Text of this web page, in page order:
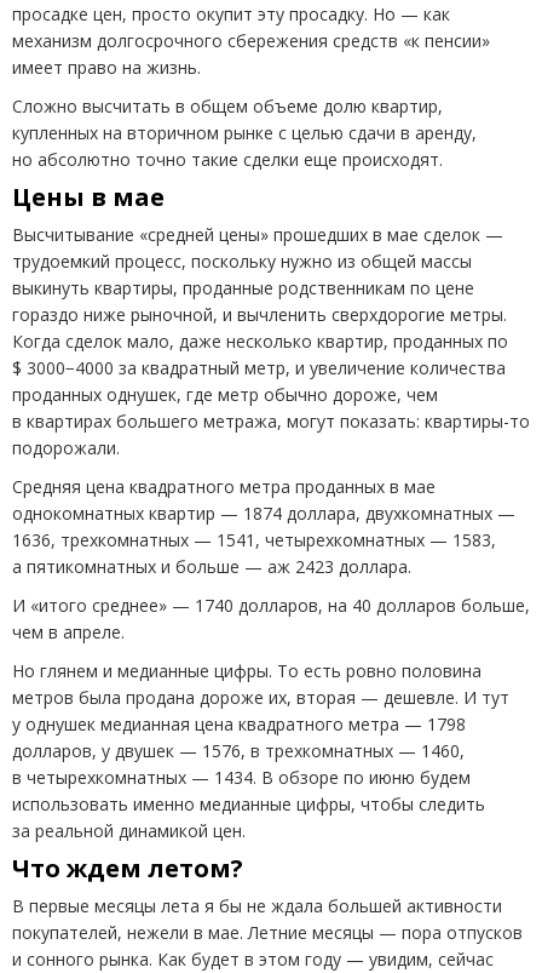
просадке цен, просто окупит эту просадку. Но — как
механизм долгосрочного сбережения средств «к пенсии»
имеет право на жизнь.
Сложно высчитать в общем объеме долю квартир,
купленных на вторичном рынке с целью сдачи в аренду,
но абсолютно точно такие сделки еще происходят.
Цены в мае
Высчитывание «средней цены» прошедших в мае сделок —
трудоемкий процесс, поскольку нужно из общей массы
выкинуть квартиры, проданные родственникам по цене
гораздо ниже рыночной, и вычленить сверхдорогие метры.
Когда сделок мало, даже несколько квартир, проданных по
$ 3000−4000 за квадратный метр, и увеличение количества
проданных однушек, где метр обычно дороже, чем
в квартирах большего метража, могут показать: квартиры-то
подорожали.
Средняя цена квадратного метра проданных в мае
однокомнатных квартир — 1874 доллара, двухкомнатных —
1636, трехкомнатных — 1541, четырехкомнатных — 1583,
а пятикомнатных и больше — аж 2423 доллара.
И «итого среднее» — 1740 долларов, на 40 долларов больше,
чем в апреле.
Но глянем и медианные цифры. То есть ровно половина
метров была продана дороже их, вторая — дешевле. И тут
у однушек медианная цена квадратного метра — 1798
долларов, у двушек — 1576, в трехкомнатных — 1460,
в четырехкомнатных — 1434. В обзоре по июню будем
использовать именно медианные цифры, чтобы следить
за реальной динамикой цен.
Что ждем летом?
В первые месяцы лета я бы не ждала большей активности
покупателей, нежели в мае. Летние месяцы — пора отпусков
и сонного рынка. Как будет в этом году — увидим, сейчас